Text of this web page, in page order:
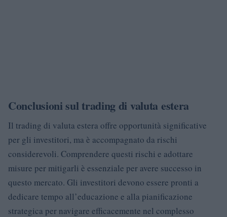
Conclusioni sul trading di valuta estera
Il trading di valuta estera offre opportunità significative
per gli investitori, ma è accompagnato da rischi
considerevoli. Comprendere questi rischi e adottare
misure per mitigarli è essenziale per avere successo in
questo mercato. Gli investitori devono essere pronti a
dedicare tempo all’educazione e alla pianificazione
strategica per navigare efficacemente nel complesso